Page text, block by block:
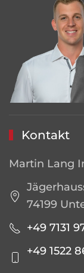
Kontakt
Martin Lang
74199
+49 7131
+49 1522